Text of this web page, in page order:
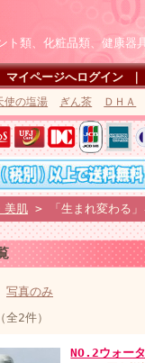
類、化粧品類、健康器
マイページへログイン
使の塩湯 ぎん茶 ＤＨＡ
美肌 > 「生まれ変わる」
写真のみ
2件）
NO.2ウォー